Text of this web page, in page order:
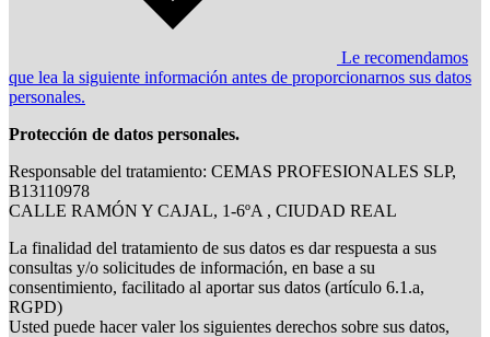
Le recomendamos
que lea la siguiente información antes de proporcionarnos sus datos
personales.
Protección de datos personales.
Responsable del tratamiento: CEMAS PROFESIONALES SLP,
B13110978
CALLE RAMÓN Y CAJAL, 1-6ºA , CIUDAD REAL
La finalidad del tratamiento de sus datos es dar respuesta a sus
consultas y/o solicitudes de información, en base a su
consentimiento, facilitado al aportar sus datos (artículo 6.1.a,
RGPD)
Usted puede hacer valer los siguientes derechos sobre sus datos,